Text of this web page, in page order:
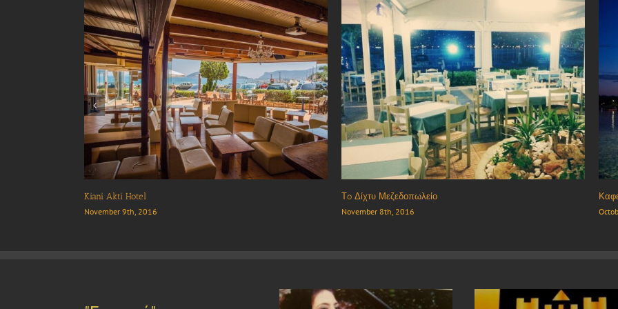
Ταβέρνα “Ο Άρχοντας”
October 19th, 2017
Ψαροταβέρνα “Ο Άγιος Σπυρίδων”
October 19th, 2017